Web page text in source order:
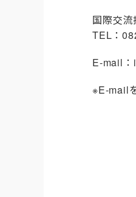
国際交流
TEL：
E-mail
※E-mail